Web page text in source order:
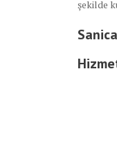
şekilde